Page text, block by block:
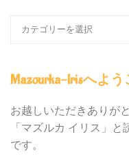
の
テ
ゴ
ー
Mazourka-Irisへよう
お越しいただきありが
「マズルカ イリス」
です。